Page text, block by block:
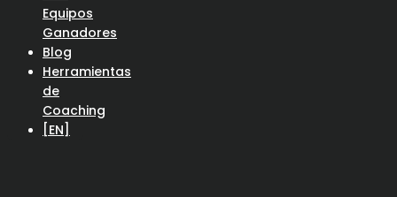
Equipos
Ganadores
Blog
Herramientas
de
Coaching
[EN]